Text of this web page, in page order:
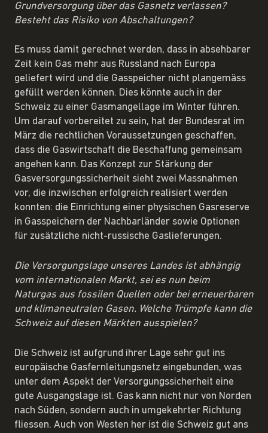
Grundversorgung über das Gasnetz verlassen?
Besteht das Risiko von Abschaltungen?
Es muss damit gerechnet werden, dass in absehbarer
Zeit kein Gas mehr aus Russland nach Europa
geliefert wird und die Gasspeicher nicht plangemäss
gefüllt werden können. Dies könnte auch in der
Schweiz zu einer Gasmangellage im Winter führen.
Um darauf vorbereitet zu sein, hat der Bundesrat im
März die rechtlichen Voraussetzungen geschaffen,
dass die Gaswirtschaft die Beschaffung gemeinsam
angehen kann. Das Konzept zur Stärkung der
Gasversorgungssicherheit sieht zwei Massnahmen
vor, die inzwischen erfolgreich realisiert werden
konnten: die Einrichtung einer physischen Gasreserve
in Gasspeichern der Nachbarländer sowie Optionen
für zusätzliche nicht-russische Gaslieferungen.
Die Versorgungslage unseres Landes ist abhängig
vom internationalen Markt, sei es nun beim
Naturgas aus fossilen Quellen oder bei erneuerbaren
und klimaneutralen Gasen. Welche Trümpfe kann die
Schweiz auf diesen Märkten ausspielen?
Die Schweiz ist aufgrund ihrer Lage sehr gut ins
europäische Gasfernleitungsnetz eingebunden, was
unter dem Aspekt der Versorgungssicherheit eine
gute Ausgangslage ist. Gas kann nicht nur von Norden
nach Süden, sondern auch in umgekehrter Richtung
fliessen. Auch von Westen her ist die Schweiz gut ans